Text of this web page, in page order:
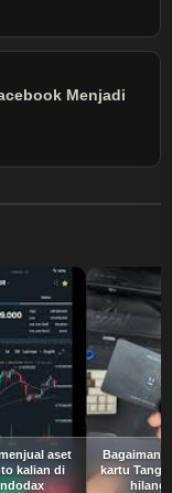
Menjadi
aset
kalian di
Bagaimana
kartu